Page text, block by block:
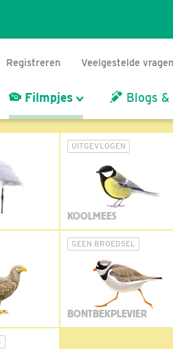
Registreren Veelgestelde vragen
Filmpjes Blogs &
UITGEVLOGEN
KOOLMEES
GEEN BROEDSEL
BONTBEKPLEVIER